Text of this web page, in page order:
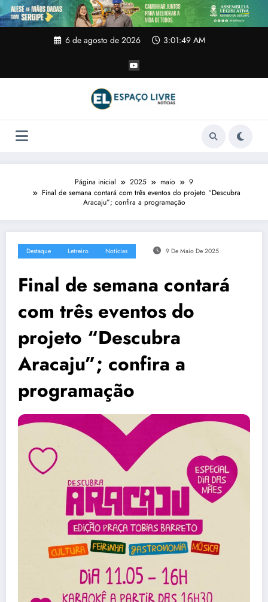
Pular
para
o
6 de agosto de 2026 3:01:49 AM
Página inicial 2025 maio
9
Final de semana contará com três eventos do projeto “Descubra
Aracaju”; confira a programação
Destaque Letreiro Notícias 9 De Maio De 2025
Final de semana contará
com três eventos do
projeto “Descubra
Aracaju”; confira a
programação